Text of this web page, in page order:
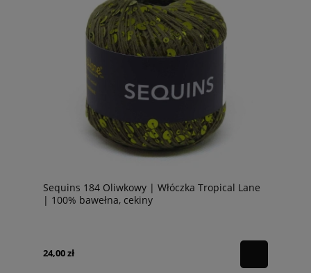
Sequins 184 Oliwkowy | Włóczka Tropical Lane
| 100% bawełna, cekiny
24,00 zł